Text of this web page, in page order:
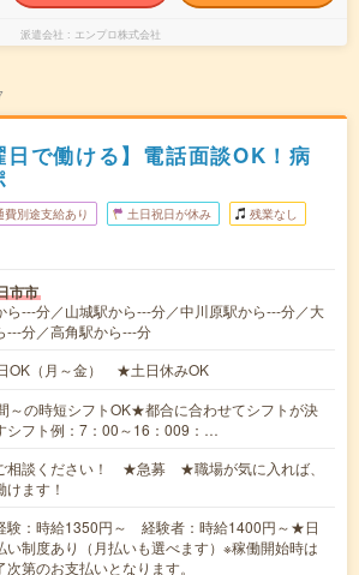
派遣会社 エンプロ株式会社
日で働ける】電話面談OK！病
費別途支給あり 土日祝日が休み 残業なし
市市
ら---分／山城駅から---分／中川原駅から---分／大
---分／高角駅から---分
OK（月～金） ★土日休みOK
～の時短シフトOK★都合に合わせてシフトが決
シフト例：7：00～16：009：…
相談ください！ ★急募 ★職場が気に入れば、
ます！
験：時給1350円～ 経験者：時給1400円～★日
い制度あり（月払いも選べます）※稼働開始時は
第のお支払いとなります。